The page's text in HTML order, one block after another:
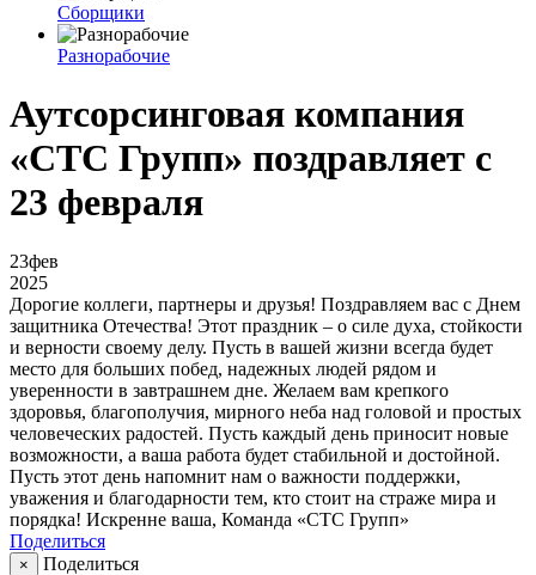
Сборщики
Разнорабочие
Аутсорсинговая компания
«СТС Групп» поздравляет с
23 февраля
23фев
2025
Дорогие коллеги, партнеры и друзья! Поздравляем вас с Днем
защитника Отечества! Этот праздник – о силе духа, стойкости
и верности своему делу. Пусть в вашей жизни всегда будет
место для больших побед, надежных людей рядом и
уверенности в завтрашнем дне. Желаем вам крепкого
здоровья, благополучия, мирного неба над головой и простых
человеческих радостей. Пусть каждый день приносит новые
возможности, а ваша работа будет стабильной и достойной.
Пусть этот день напомнит нам о важности поддержки,
уважения и благодарности тем, кто стоит на страже мира и
порядка! Искренне ваша, Команда «СТС Групп»
Поделиться
×
Поделиться